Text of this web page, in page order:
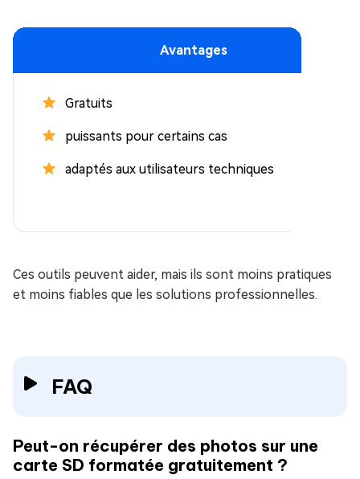
Avantages
Gratuits
puissants pour certains cas
adaptés aux utilisateurs techniques
Ces outils peuvent aider, mais ils sont moins pratiques
et moins fiables que les solutions professionnelles.
FAQ
Peut-on récupérer des photos sur une
carte SD formatée gratuitement ?